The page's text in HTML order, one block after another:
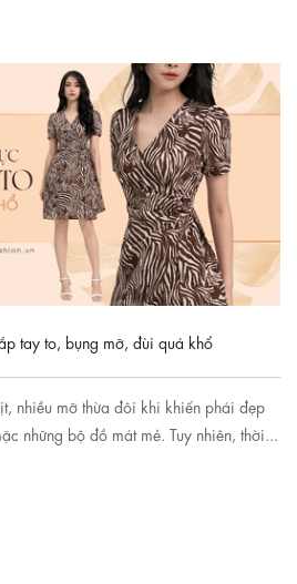
tay to, bụng mỡ, đùi quá khổ
nhiều mỡ thừa đôi khi khiến phái đẹp
những bộ đồ mát mẻ. Tuy nhiên, thời...